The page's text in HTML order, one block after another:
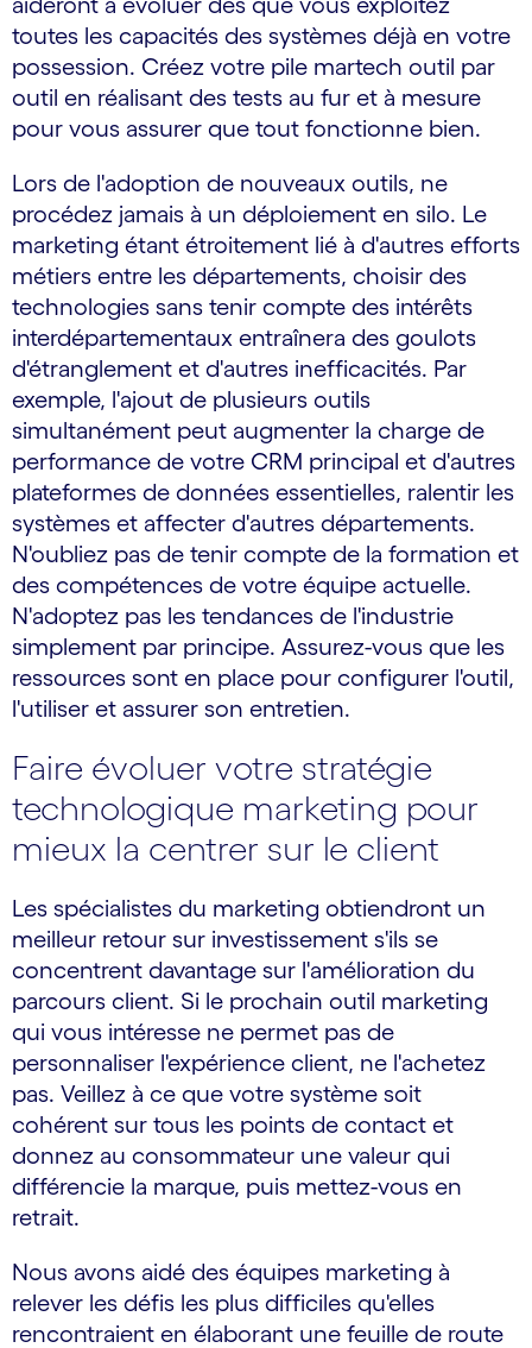
toutes les capacités des systèmes déjà en votre
possession. Créez votre pile martech outil par
outil en réalisant des tests au fur et à mesure
pour vous assurer que tout fonctionne bien.
Lors de l'adoption de nouveaux outils, ne
procédez jamais à un déploiement en silo. Le
marketing étant étroitement lié à d'autres efforts
métiers entre les départements, choisir des
technologies sans tenir compte des intérêts
interdépartementaux entraînera des goulots
d'étranglement et d'autres inefficacités. Par
exemple, l'ajout de plusieurs outils
simultanément peut augmenter la charge de
performance de votre CRM principal et d'autres
plateformes de données essentielles, ralentir les
systèmes et affecter d'autres départements.
N'oubliez pas de tenir compte de la formation et
des compétences de votre équipe actuelle.
N'adoptez pas les tendances de l'industrie
simplement par principe. Assurez-vous que les
ressources sont en place pour configurer l'outil,
l'utiliser et assurer son entretien.
Faire évoluer votre stratégie
technologique marketing pour
mieux la centrer sur le client
Les spécialistes du marketing obtiendront un
meilleur retour sur investissement s'ils se
concentrent davantage sur l'amélioration du
parcours client. Si le prochain outil marketing
qui vous intéresse ne permet pas de
personnaliser l'expérience client, ne l'achetez
pas. Veillez à ce que votre système soit
cohérent sur tous les points de contact et
donnez au consommateur une valeur qui
différencie la marque, puis mettez-vous en
retrait.
Nous avons aidé des équipes marketing à
relever les défis les plus difficiles qu'elles
rencontraient en élaborant une feuille de route